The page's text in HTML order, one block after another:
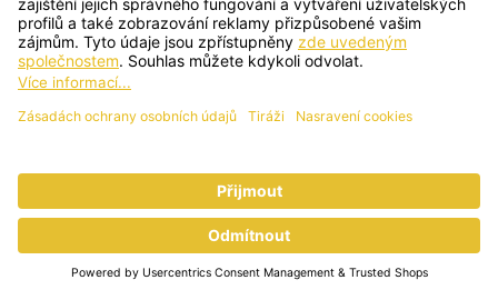
SONNENTOR s.r.o.
Příhon 943, 696 15 Čejkovice, Česká republika
+420 518 362 687 sonnentor@sonnentor.cz